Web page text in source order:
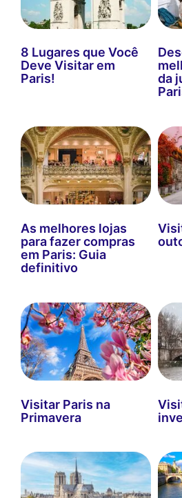
8 Lugares que Você
Deve Visitar em
Paris!
da
As melhores lojas
para fazer compras
em Paris: Guia
definitivo
Visitar Paris na
Primavera